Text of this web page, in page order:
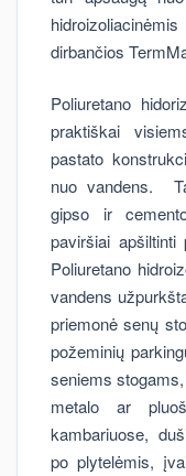
dirbančios
Poliuretano
praktiškai
pastato
nuo vandens.
gipso ir
paviršiai apšiltinti
Poliuretano
vandens
priemonė senų
požeminių
seniems
metalo ar
kambariuose,
po plytelėmis,